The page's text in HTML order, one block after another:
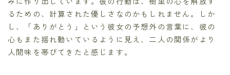
るための、計算された優しさなのかもしれません。しか
し、「ありがとう」という彼女の予想外の言葉に、彼の
心もまた揺れ動いているように見え、二人の関係がより
人間味を帯びてきたと感じます。